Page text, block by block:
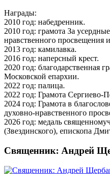
Награды:
2010 год: набедренник.
2010 год: грамота За
нравственного просвещения
2013 год: камилавка.
2016 год: наперсный крест.
2020 год: благодарственная
Московской епархии.
2022 год: палица.
2022 год: Грамота Сергиево-
2024 год: Грамота в
духовно-нравственного
2026 год: медаль
(Звездинского), епископа
Священник: Андрей